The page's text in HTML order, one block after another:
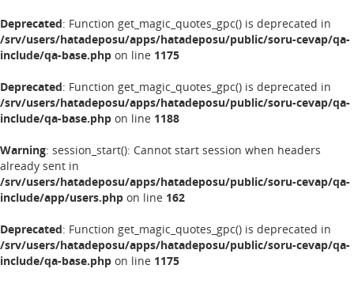
Deprecated: Function get_magic_quotes_gpc() is deprecated in
/srv/users/hatadeposu/apps/hatadeposu/public/soru-cevap/qa-
include/qa-base.php on line 1175
Deprecated: Function get_magic_quotes_gpc() is deprecated in
/srv/users/hatadeposu/apps/hatadeposu/public/soru-cevap/qa-
include/qa-base.php on line 1188
Warning: session_start(): Cannot start session when headers
already sent in
/srv/users/hatadeposu/apps/hatadeposu/public/soru-cevap/qa-
include/app/users.php on line 162
Deprecated: Function get_magic_quotes_gpc() is deprecated in
/srv/users/hatadeposu/apps/hatadeposu/public/soru-cevap/qa-
include/qa-base.php on line 1175